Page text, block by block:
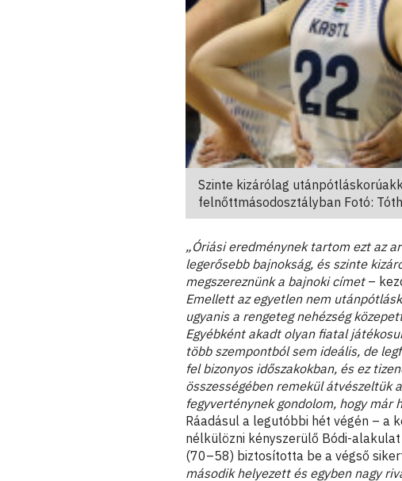
Szinte kizárólag
felnőttmásodosztályban Fotó:
„Óriási eredménynek tartom ezt az
legerősebb bajnokság, és szinte
megszereznünk a bajnoki címet –
Emellett az egyetlen nem
ugyanis a rengeteg nehézség
Egyébként akadt olyan fiatal
több szempontból sem ideális, de
fel bizonyos időszakokban, és ez
összességében remekül átvészeltük
fegyverténynek gondolom, hogy
Ráadásul a legutóbbi hét végén – a
nélkülözni kényszerülő Bódi-
(70–58) biztosította be a végső
második helyezett és egyben nagy